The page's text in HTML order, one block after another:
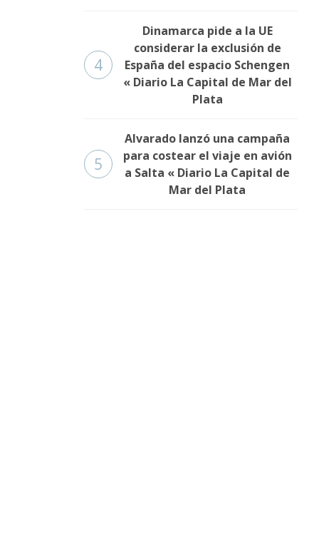
4
Dinamarca pide a la UE
considerar la exclusión de
España del espacio Schengen
« Diario La Capital de Mar del
Plata
5
Alvarado lanzó una campaña
para costear el viaje en avión
a Salta « Diario La Capital de
Mar del Plata